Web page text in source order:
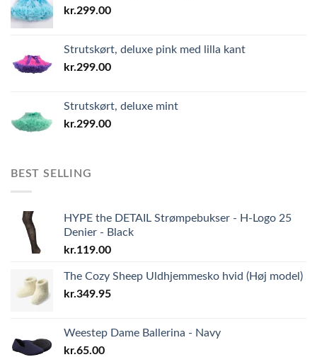
kr.299.00
Strutskørt, deluxe pink med lilla kant
kr.299.00
Strutskørt, deluxe mint
kr.299.00
BEST SELLING
HYPE the DETAIL Strømpebukser - H-Logo 25
Denier - Black
kr.119.00
The Cozy Sheep Uldhjemmesko hvid (Høj model)
kr.349.95
Weestep Dame Ballerina - Navy
kr.65.00